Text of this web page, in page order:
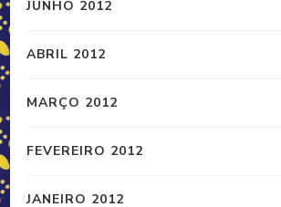
JUNHO 2012
ABRIL 2012
MARÇO 2012
FEVEREIRO 2012
JANEIRO 2012